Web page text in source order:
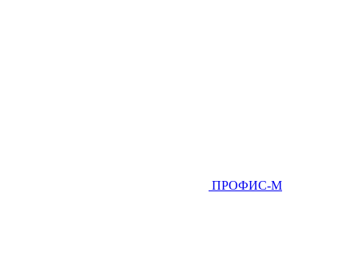
ПРОФИС-М